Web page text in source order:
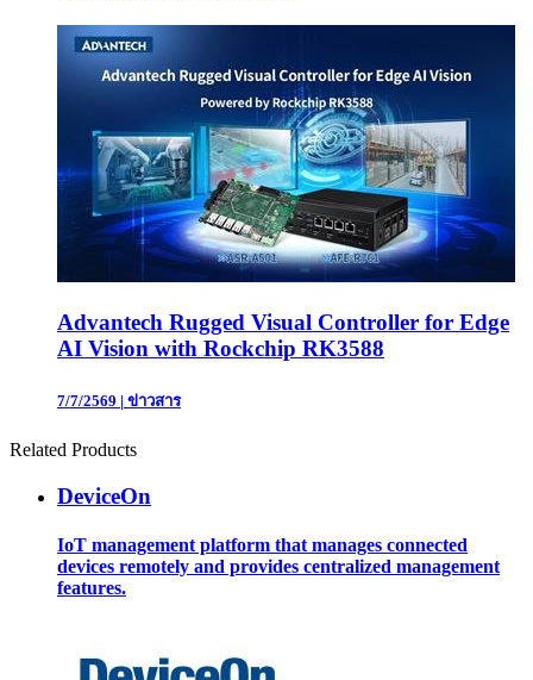
Advantech Rugged Visual Controller for Edge
AI Vision with Rockchip RK3588
7/7/2569 | ข่าวสาร
Related Products
DeviceOn
IoT management platform that manages connected
devices remotely and provides centralized management
features.